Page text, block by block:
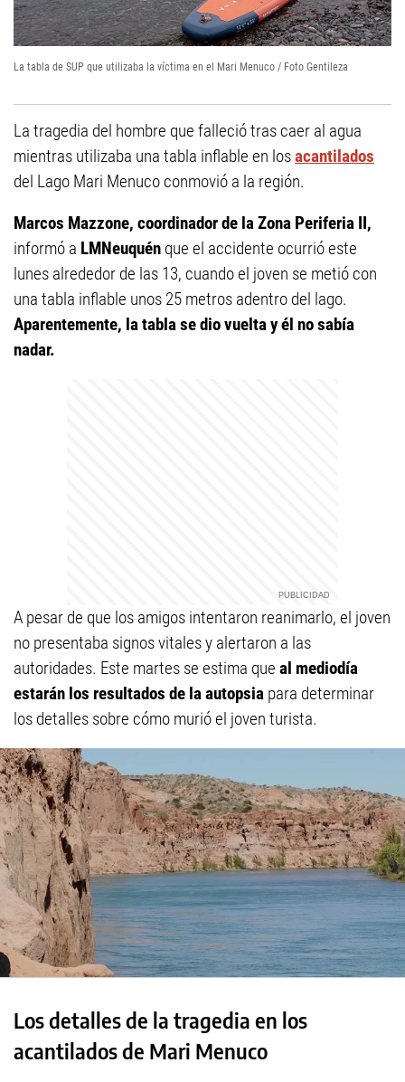
La tabla de SUP que utilizaba la víctima en el Mari Menuco / Foto Gentileza
La tragedia del hombre que falleció tras caer al agua
mientras utilizaba una tabla inflable en losacantilados
del Lago Mari Menuco conmovió a la región.
Marcos Mazzone, coordinador de la Zona Periferia II,
informó a LMNeuquén que el accidente ocurrió este
lunes alrededor de las 13, cuando el joven se metió con
una tabla inflable unos 25 metros adentro del lago.
Aparentemente, la tabla se dio vuelta y él no sabía
nadar.
A pesar de que los amigos intentaron reanimarlo, el joven
no presentaba signos vitales y alertaron a las
autoridades. Este martes se estima que al mediodía
estarán los resultados de laautopsia para determinar
los detalles sobre cómo murió el joven turista.
Los detalles de la tragedia en los
acantilados de Mari Menuco